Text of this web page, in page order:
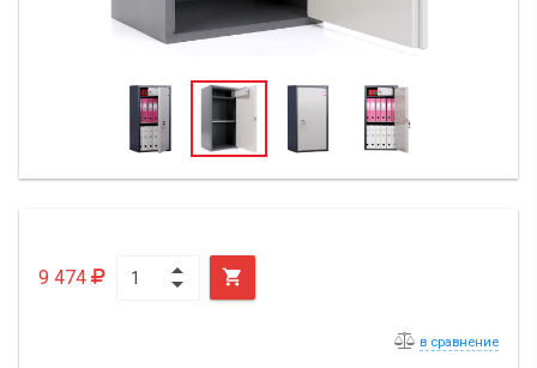
9 474 
в сравнение